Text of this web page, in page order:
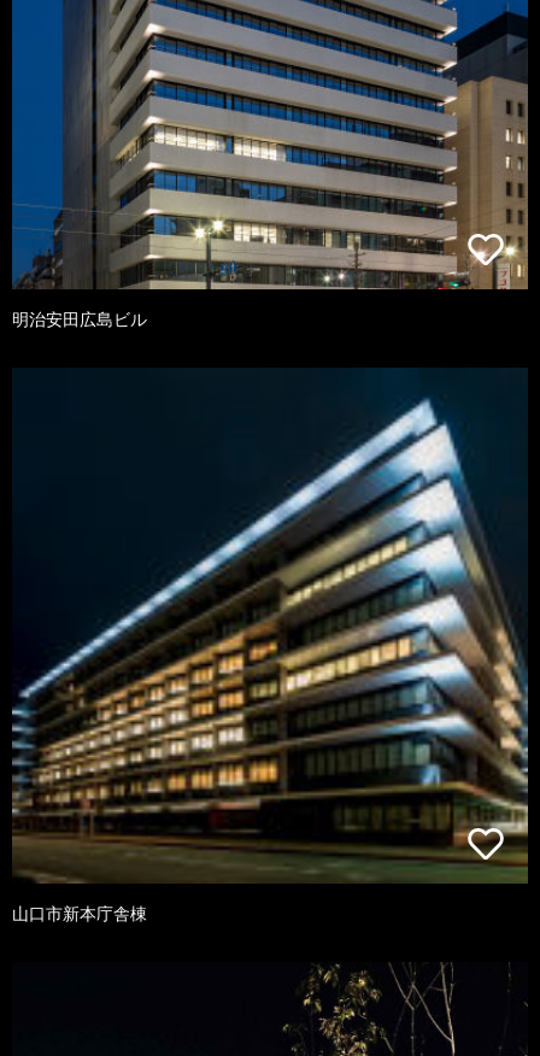
明治安田広島ビル
山口市新本庁舎棟